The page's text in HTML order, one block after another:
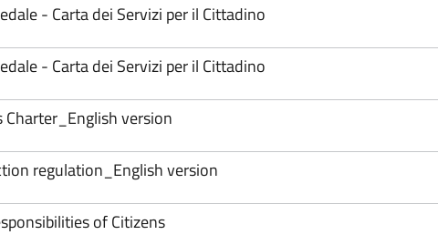
- Carta dei Servizi per il Cittadino
- Carta dei Servizi per il Cittadino
Charter_English version
regulation_English version
of Citizens